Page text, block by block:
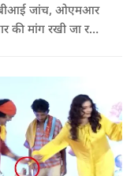
सीबीआई जांच, ओएमआर
की मांग रखी जा रही